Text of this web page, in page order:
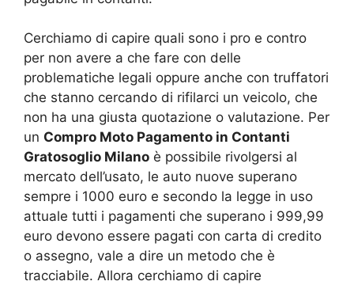
Cerchiamo di capire quali sono i pro e contro
per non avere a che fare con delle
problematiche legali oppure anche con truffatori
che stanno cercando di rifilarci un veicolo, che
non ha una giusta quotazione o valutazione. Per
un Compro Moto Pagamento in Contanti
Gratosoglio Milano è possibile rivolgersi al
mercato dell’usato, le auto nuove superano
sempre i 1000 euro e secondo la legge in uso
attuale tutti i pagamenti che superano i 999,99
euro devono essere pagati con carta di credito
o assegno, vale a dire un metodo che è
tracciabile. Allora cerchiamo di capire